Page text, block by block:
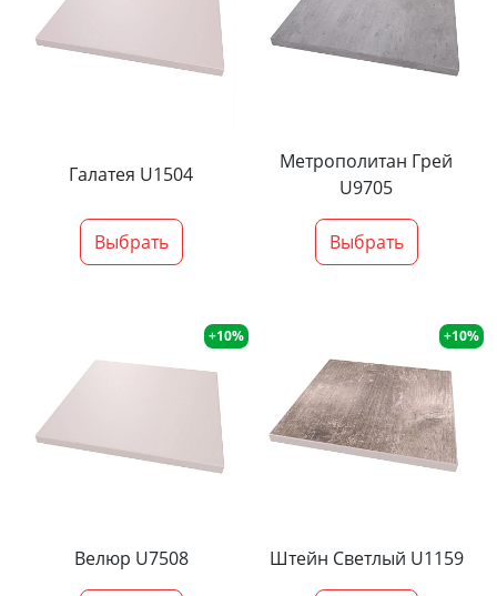
Галатея U1504
Выбрать
Метрополитан Грей
U9705
Выбрать
+10%
Велюр U7508
+10%
Штейн Светлый U1159